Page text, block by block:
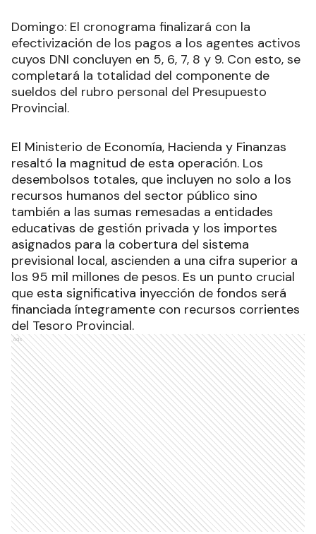
(DNI) terminados en 0, 1, 2, 3 y 4.
Domingo: El cronograma finalizará con la
efectivización de los pagos a los agentes activos
cuyos DNI concluyen en 5, 6, 7, 8 y 9. Con esto, se
completará la totalidad del componente de
Provincial.
El Ministerio de Economía, Hacienda y Finanzas
resaltó la magnitud de esta operación. Los
desembolsos totales, que incluyen no solo a los
recursos humanos del sector público sino
también a las sumas remesadas a entidades
educativas de gestión privada y los importes
asignados para la cobertura del sistema
previsional local, ascienden a una cifra superior a
los 95 mil millones de pesos. Es un punto crucial
que esta significativa inyección de fondos será
financiada íntegramente con recursos corrientes
del Tesoro Provincial.
Ads